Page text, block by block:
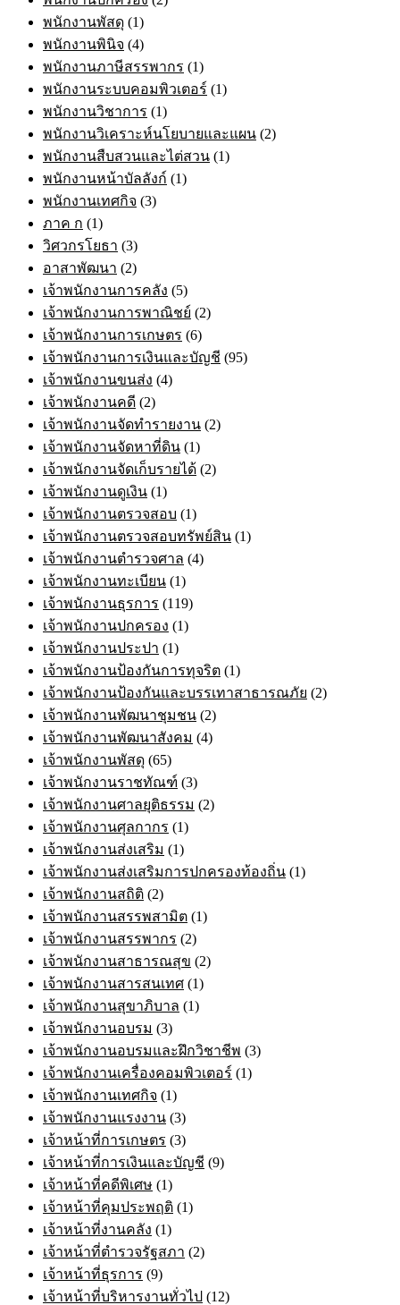
พนักงานพัสดุ (1)
พนักงานพินิจ (4)
พนักงานภาษีสรรพากร (1)
พนักงานระบบคอมพิวเตอร์ (1)
พนักงานวิชาการ (1)
พนักงานวิเคราะห์นโยบายและแผน (2)
พนักงานสืบสวนและไต่สวน (1)
พนักงานหน้าบัลลังก์ (1)
พนักงานเทศกิจ (3)
ภาค ก (1)
วิศวกรโยธา (3)
อาสาพัฒนา (2)
เจ้าพนักงานการคลัง (5)
เจ้าพนักงานการพาณิชย์ (2)
เจ้าพนักงานการเกษตร (6)
เจ้าพนักงานการเงินและบัญชี (95)
เจ้าพนักงานขนส่ง (4)
เจ้าพนักงานคดี (2)
เจ้าพนักงานจัดทำรายงาน (2)
เจ้าพนักงานจัดหาที่ดิน (1)
เจ้าพนักงานจัดเก็บรายได้ (2)
เจ้าพนักงานดูเงิน (1)
เจ้าพนักงานตรวจสอบ (1)
เจ้าพนักงานตรวจสอบทรัพย์สิน (1)
เจ้าพนักงานตำรวจศาล (4)
เจ้าพนักงานทะเบียน (1)
เจ้าพนักงานธุรการ (119)
เจ้าพนักงานปกครอง (1)
เจ้าพนักงานประปา (1)
เจ้าพนักงานป้องกันการทุจริต (1)
เจ้าพนักงานป้องกันและบรรเทาสาธารณภัย (2)
เจ้าพนักงานพัฒนาชุมชน (2)
เจ้าพนักงานพัฒนาสังคม (4)
เจ้าพนักงานพัสดุ (65)
เจ้าพนักงานราชทัณฑ์ (3)
เจ้าพนักงานศาลยุติธรรม (2)
เจ้าพนักงานศุลกากร (1)
เจ้าพนักงานส่งเสริม (1)
เจ้าพนักงานส่งเสริมการปกครองท้องถิ่น (1)
เจ้าพนักงานสถิติ (2)
เจ้าพนักงานสรรพสามิต (1)
เจ้าพนักงานสรรพากร (2)
เจ้าพนักงานสาธารณสุข (2)
เจ้าพนักงานสารสนเทศ (1)
เจ้าพนักงานสุขาภิบาล (1)
เจ้าพนักงานอบรม (3)
เจ้าพนักงานอบรมและฝึกวิชาชีพ (3)
เจ้าพนักงานเครื่องคอมพิวเตอร์ (1)
เจ้าพนักงานเทศกิจ (1)
เจ้าพนักงานแรงงาน (3)
เจ้าหน้าที่การเกษตร (3)
เจ้าหน้าที่การเงินและบัญชี (9)
เจ้าหน้าที่คดีพิเศษ (1)
เจ้าหน้าที่คุมประพฤติ (1)
เจ้าหน้าที่งานคลัง (1)
เจ้าหน้าที่ตำรวจรัฐสภา (2)
เจ้าหน้าที่ธุรการ (9)
เจ้าหน้าที่บริหารงานทั่วไป (12)